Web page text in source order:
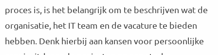
proces is, is het belangrijk om te beschrijven wat de
organisatie, het IT team en de vacature te bieden
hebben. Denk hierbij aan kansen voor persoonlijke